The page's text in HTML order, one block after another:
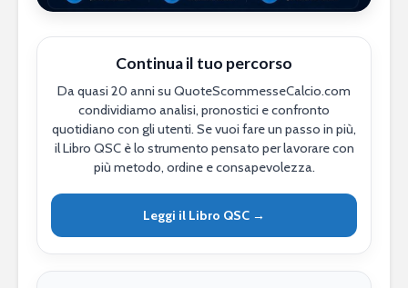
Continua il tuo percorso
Da quasi 20 anni su QuoteScommesseCalcio.com
condividiamo analisi, pronostici e confronto
quotidiano con gli utenti. Se vuoi fare un passo in più,
il Libro QSC è lo strumento pensato per lavorare con
più metodo, ordine e consapevolezza.
Leggi il Libro QSC →